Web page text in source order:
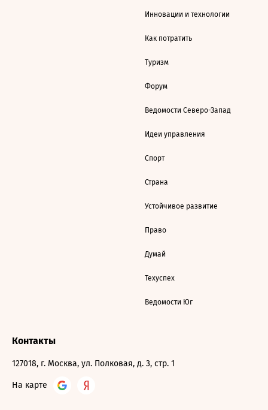
Инновации и технологии
Как потратить
Туризм
Форум
Ведомости Северо-Запад
Идеи управления
Спорт
Страна
Устойчивое развитие
Право
Думай
Техуспех
Ведомости Юг
Контакты
127018, г. Москва, ул. Полковая, д. 3, стр. 1
На карте